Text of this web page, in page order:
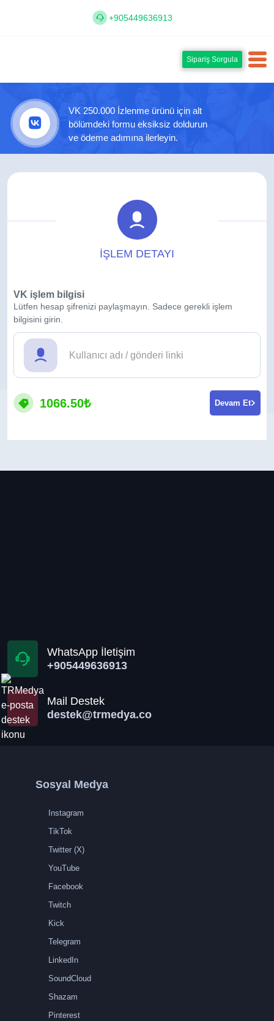
+905449636913
Sipariş Sorgula
VK 250.000 İzlenme ürünü için alt
bölümdeki formu eksiksiz doldurun
ve ödeme adımına ilerleyin.
İŞLEM DETAYI
VK işlem bilgisi
Lütfen hesap şifrenizi paylaşmayın. Sadece gerekli işlem
bilgisini girin.
1066.50₺ Devam Et
WhatsApp İletişim
+905449636913
Mail Destek
destek@trmedya.co
Sosyal Medya
Instagram
TikTok
Twitter (X)
YouTube
Facebook
Twitch
Kick
Telegram
LinkedIn
SoundCloud
Shazam
Pinterest